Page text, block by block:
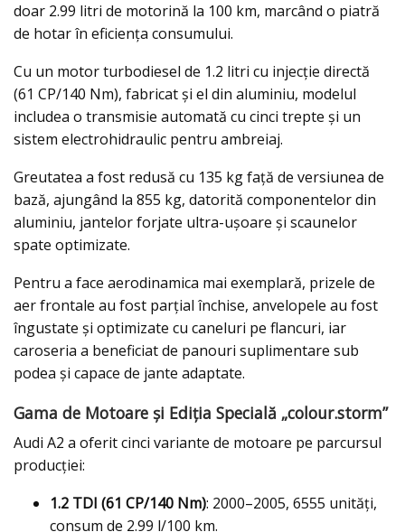
doar 2.99 litri de motorină la 100 km, marcând o piatră
de hotar în eficiența consumului.
Cu un motor turbodiesel de 1.2 litri cu injecție directă
(61 CP/140 Nm), fabricat și el din aluminiu, modelul
includea o transmisie automată cu cinci trepte și un
sistem electrohidraulic pentru ambreiaj.
Greutatea a fost redusă cu 135 kg față de versiunea de
bază, ajungând la 855 kg, datorită componentelor din
aluminiu, jantelor forjate ultra-ușoare și scaunelor
spate optimizate.
Pentru a face aerodinamica mai exemplară, prizele de
aer frontale au fost parțial închise, anvelopele au fost
îngustate și optimizate cu caneluri pe flancuri, iar
caroseria a beneficiat de panouri suplimentare sub
podea și capace de jante adaptate.
Gama de Motoare și Ediția Specială „colour.storm”
Audi A2 a oferit cinci variante de motoare pe parcursul
producției:
1.2 TDI (61 CP/140 Nm): 2000–2005, 6555 unități,
consum de 2.99 l/100 km.